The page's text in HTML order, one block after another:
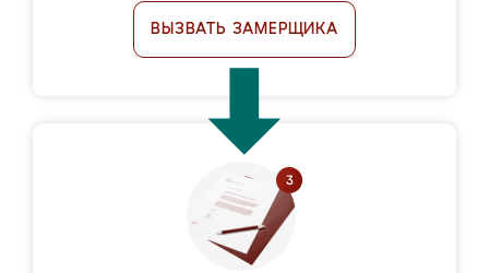
ВЫЗВАТЬ ЗАМЕРЩИКА